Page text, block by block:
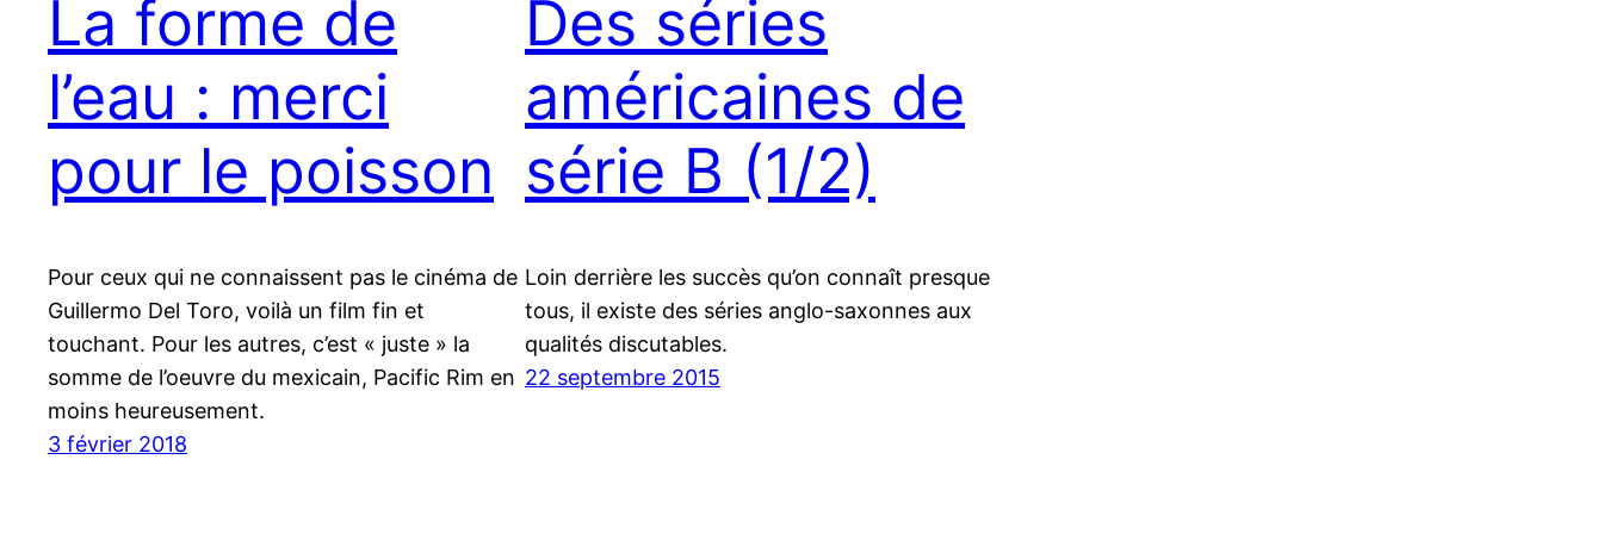
La forme de
l’eau : merci
pour le poisson
Pour ceux qui ne connaissent pas le cinéma de
Guillermo Del Toro, voilà un film fin et
touchant. Pour les autres, c’est « juste » la
somme de l’oeuvre du mexicain, Pacific Rim en
moins heureusement.
3 février 2018
Des séries
américaines de
série B (1/2)
Loin derrière les succès qu’on connaît presque
tous, il existe des séries anglo-saxonnes aux
qualités discutables.
22 septembre 2015